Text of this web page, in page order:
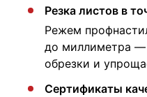
Резка листов в
Режем
до миллиметра —
обрезки и
Сертификаты